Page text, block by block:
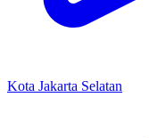
Kota Jakarta Selatan